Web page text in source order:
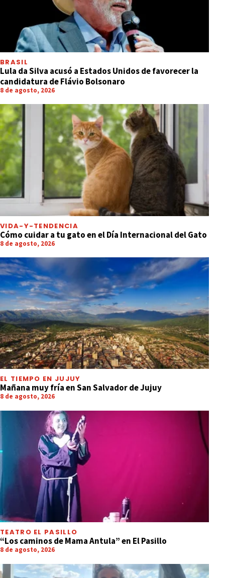
BRASIL
Lula da Silva acusó a Estados Unidos de favorecer la
candidatura de Flávio Bolsonaro
8 de agosto, 2026
VIDA-Y-TENDENCIA
Cómo cuidar a tu gato en el Día Internacional del Gato
8 de agosto, 2026
EL TIEMPO EN JUJUY
Mañana muy fría en San Salvador de Jujuy
8 de agosto, 2026
TEATRO EL PASILLO
“Los caminos de Mama Antula” en El Pasillo
8 de agosto, 2026